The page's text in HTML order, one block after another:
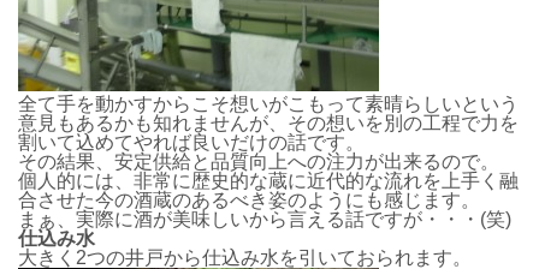
全て手を動かすからこそ想いがこもって素晴らしいという
意見もあるかも知れませんが、その想いを別の工程で力を
割いて込めてやれば良いだけの話です。
その結果、安定供給と品質向上への注力が出来るので。
個人的には、非常に歴史的な蔵に近代的な流れを上手く融
合させた今の酒蔵のあるべき姿のようにも感じます。
まぁ、実際に酒が美味しいから言える話ですが・・・(笑)
仕込み水
大きく2つの井戸から仕込み水を引いておられます。